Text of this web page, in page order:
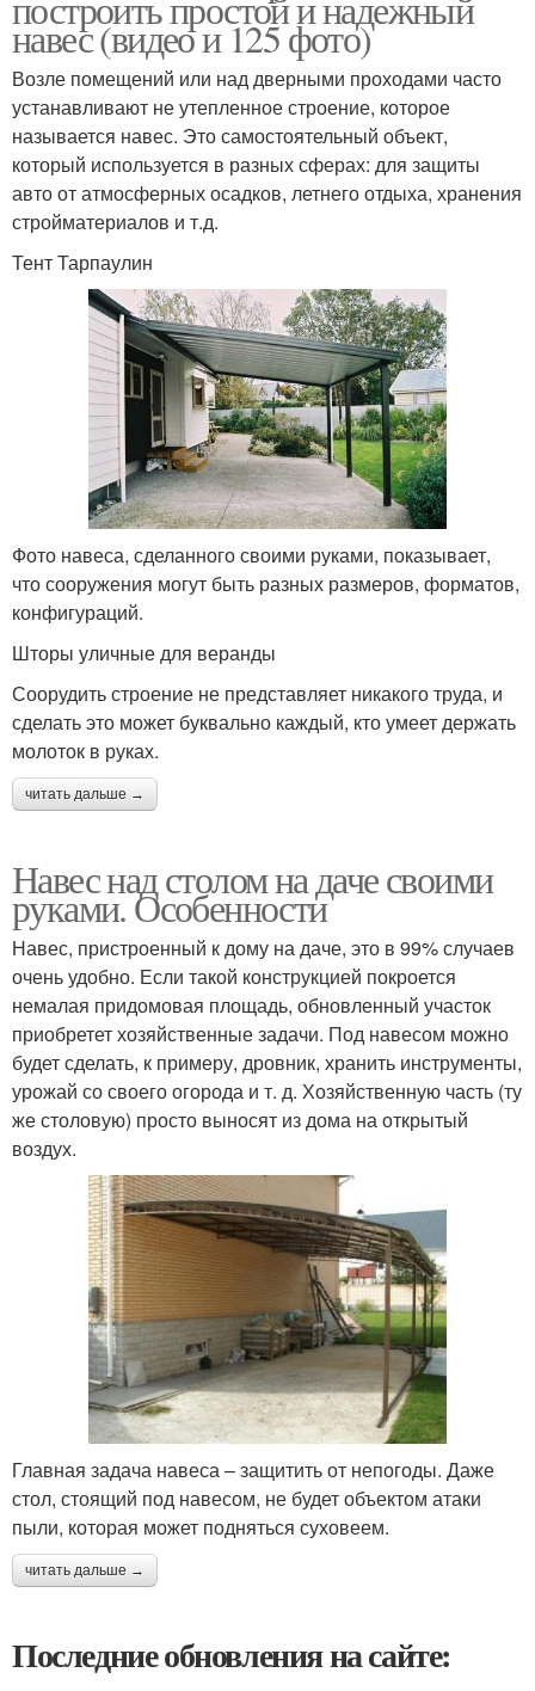
навес (видео и 125 фото)
Возле помещений или над дверными проходами часто
устанавливают не утепленное строение, которое
называется навес. Это самостоятельный объект,
который используется в разных сферах: для защиты
авто от атмосферных осадков, летнего отдыха, хранения
стройматериалов и т.д.
Тент Тарпаулин
Фото навеса, сделанного своими руками, показывает,
что сооружения могут быть разных размеров, форматов,
конфигураций.
Шторы уличные для веранды
Соорудить строение не представляет никакого труда, и
сделать это может буквально каждый, кто умеет держать
молоток в руках.
читать дальше →
Навес над столом на даче своими
руками. Особенности
Навес, пристроенный к дому на даче, это в 99% случаев
очень удобно. Если такой конструкцией покроется
немалая придомовая площадь, обновленный участок
приобретет хозяйственные задачи. Под навесом можно
будет сделать, к примеру, дровник, хранить инструменты,
урожай со своего огорода и т. д. Хозяйственную часть (ту
же столовую) просто выносят из дома на открытый
воздух.
Главная задача навеса – защитить от непогоды. Даже
стол, стоящий под навесом, не будет объектом атаки
пыли, которая может подняться суховеем.
читать дальше →
Последние обновления на сайте: